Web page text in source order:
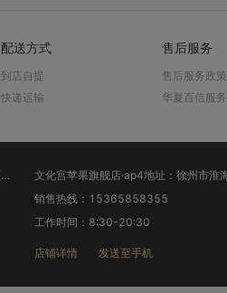
配送方式
到店自提
快递运输
售后服务
售后服务政策
华夏百信服务
徐州苹果旗舰店·ap3地址：江苏省徐州市云龙区淮海东路40号(苹果旗舰店）
销售热线：15365858355
工作时间：8:30-20:30
店铺详情 发送至手机